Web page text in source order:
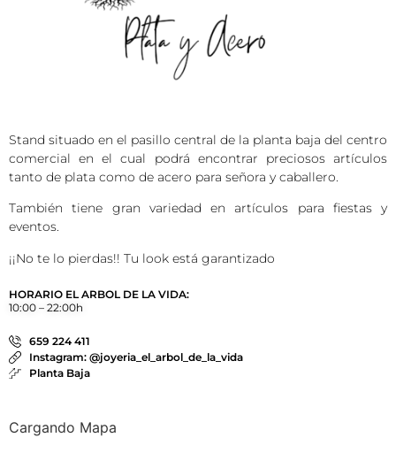
Stand situado en el pasillo central de la planta baja del centro
comercial en el cual podrá encontrar preciosos artículos
tanto de plata como de acero para señora y caballero.
También tiene gran variedad en artículos para fiestas y
eventos.
¡¡No te lo pierdas!! Tu look está garantizado
HORARIO EL ARBOL DE LA VIDA:
10:00 – 22:00h
659 224 411
Instagram: @joyeria_el_arbol_de_la_vida
Planta Baja
Cargando Mapa